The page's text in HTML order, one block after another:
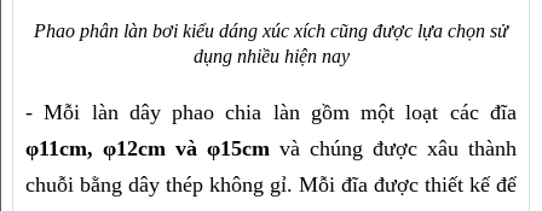
Phao phân làn bơi kiểu dáng xúc xích cũng được lựa chọn sử
dụng nhiều hiện nay
φ11cm, φ12cm và φ15cm và chúng được xâu thành
chuỗi bằng dây thép không gỉ. Mỗi đĩa được thiết kế để